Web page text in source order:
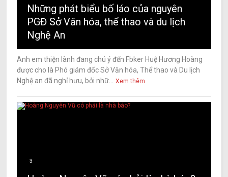
Những phát biểu bố láo của nguyên
PGĐ Sở Văn hóa, thể thao và du lịch
Nghệ An
Anh em thiện lành đang chú ý đến Fbker Huệ Hương Hoàng
được cho là Phó giám đốc Sở Văn hóa, Thể thao và Du lịch
Nghệ an đã nghỉ hưu, bởi nhữ...
Xem thêm
3